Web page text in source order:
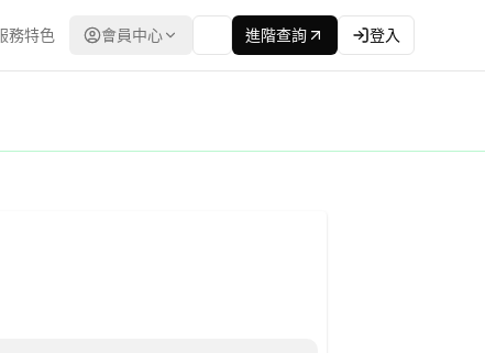
務特色 會員中心 進階查詢 登入
名單後續邀標) 公告
最低標 | 資料來源：台灣政府電子採購網（公共工程委